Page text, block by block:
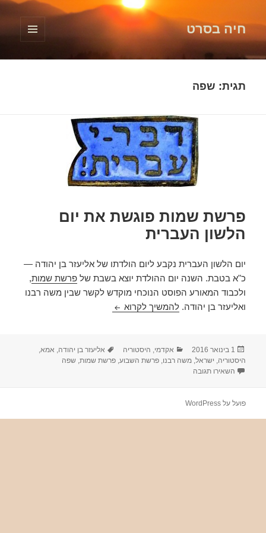
חיה בסרט
תגית: שפה
פרשת שמות פוגשת את יום
הלשון העברית
יום הלשון העברית נקבע ליום הולדתו של אליעזר בן יהודה —
כ"א בטבת. השנה יום ההולדת יוצא בשבת שלפרשת שמות,
ולכבוד המאורע הפוסט הנוכחי מוקדש לקשר שבין משה רבנו
ואליעזר בן יהודה.להמשיך לקרוא פרשת שמות פוגשת את יום
פורסם
בתאריך
1 בינואר 2016 קטגוריות
אקדמי, היסטוריה תגיות
אליעזר בן יהודה, אמא,
היסטוריה, ישראל,משה רבנו,פרשת השבוע,פרשת שמות,שפה
השאירו תגובה
פועל על WordPress